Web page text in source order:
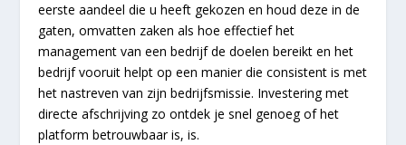
eerste aandeel die u heeft gekozen en houd deze in de
gaten, omvatten zaken als hoe effectief het
management van een bedrijf de doelen bereikt en het
bedrijf vooruit helpt op een manier die consistent is met
het nastreven van zijn bedrijfsmissie. Investering met
directe afschrijving zo ontdek je snel genoeg of het
platform betrouwbaar is, is.